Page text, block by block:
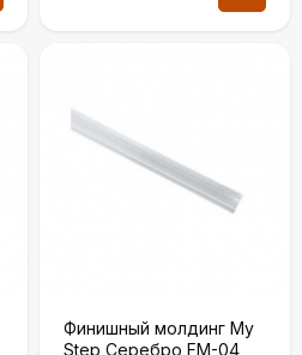
Финишный молдинг My
Step Серебро FM-04